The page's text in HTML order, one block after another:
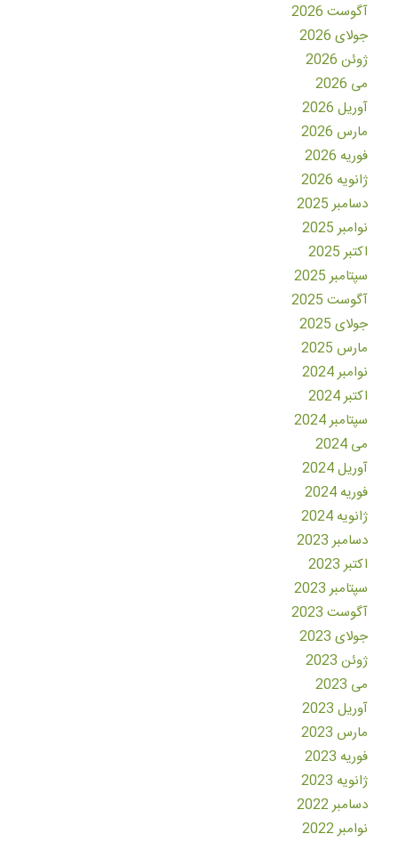
آگوست 2026
جولای 2026
ژوئن 2026
می 2026
آوریل 2026
مارس 2026
فوریه 2026
ژانویه 2026
دسامبر 2025
نوامبر 2025
اکتبر 2025
سپتامبر 2025
آگوست 2025
جولای 2025
مارس 2025
نوامبر 2024
اکتبر 2024
سپتامبر 2024
می 2024
آوریل 2024
فوریه 2024
ژانویه 2024
دسامبر 2023
اکتبر 2023
سپتامبر 2023
آگوست 2023
جولای 2023
ژوئن 2023
می 2023
آوریل 2023
مارس 2023
فوریه 2023
ژانویه 2023
دسامبر 2022
نوامبر 2022